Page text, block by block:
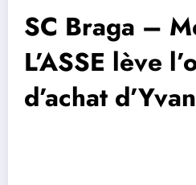
SC Braga –
L’ASSE lève
d’achat